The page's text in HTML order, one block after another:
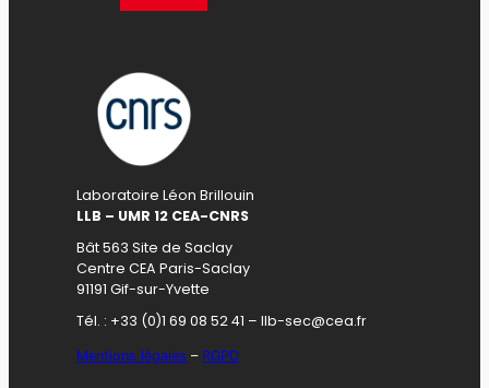
Laboratoire Léon Brillouin
LLB – UMR 12 CEA-CNRS
Bât 563 Site de Saclay
Centre CEA Paris-Saclay
91191 Gif-sur-Yvette
Tél. : +33 (0)1 69 08 52 41 – llb-sec@cea.fr
Mentions légales – RGPD